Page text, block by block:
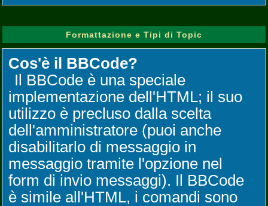
Formattazione e Tipi di Topic
Cos'è il BBCode?
Il BBCode è una speciale
implementazione dell'HTML; il suo
utilizzo è precluso dalla scelta
dell'amministratore (puoi anche
disabilitarlo di messaggio in
messaggio tramite l'opzione nel
form di invio messaggi). Il BBCode
è simile all'HTML, i comandi sono